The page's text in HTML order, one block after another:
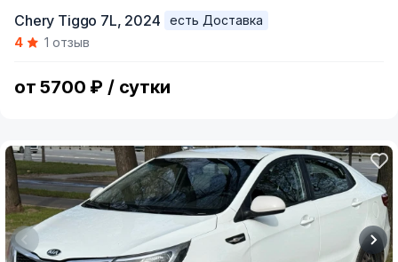
of
Chery Tiggo 7L, 2024
есть Доставка
4
1 отзыв
от 5700 ₽ / сутки